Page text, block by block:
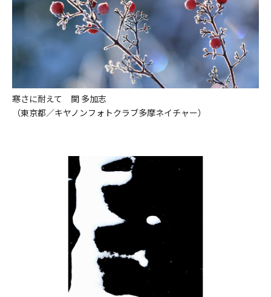
寒さに耐えて 関 多加志
（東京都／キヤノンフォトクラブ多摩ネイチャー）